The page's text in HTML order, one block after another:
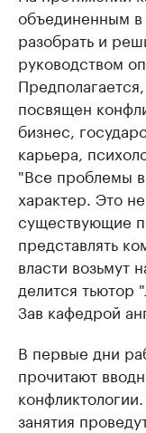
объединенным
разобрать и
руководством
посвящен
бизнес,
карьера,
"Все проблемы в
характер. Это
существующие
представлять
власти возьмут
делится тьютор
Зав кафедрой
В первые дни
прочитают
занятия